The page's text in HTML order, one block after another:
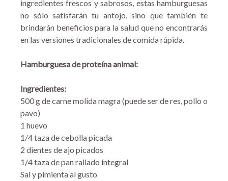
ingredientes frescos y sabrosos, estas hamburguesas
no sólo satisfarán tu antojo, sino que también te
brindarán beneficios para la salud que no encontrarás
en las versiones tradicionales de comida rápida.
Hamburguesa de proteína animal:
Ingredientes:
500 g de carne molida magra (puede ser de res, pollo o
pavo)
1 huevo
1/4 taza de cebolla picada
2 dientes de ajo picados
1/4 taza de pan rallado integral
Sal y pimienta al gusto